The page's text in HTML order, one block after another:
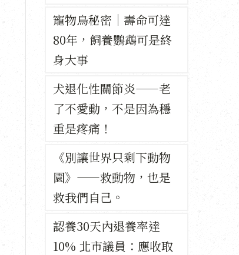
寵物鳥秘密｜壽命可達
80年，飼養鸚鵡可是終
身大事
犬退化性關節炎——老
了不愛動，不是因為穩
重是疼痛！
《別讓世界只剩下動物
園》——救動物，也是
救我們自己。
認養30天內退養率達
10% 北市議員：應收取